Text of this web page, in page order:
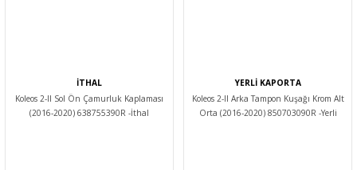
İTHAL
Koleos 2-II Sol Ön Çamurluk Kaplaması
(2016-2020) 638755390R -İthal
YERLİ KAPORTA
Koleos 2-II Arka Tampon Kuşağı Krom Alt
Orta (2016-2020) 850703090R -Yerli